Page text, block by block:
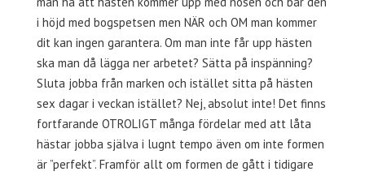
i höjd med bogspetsen men NÄR och OM man kommer
dit kan ingen garantera. Om man inte får upp hästen
ska man då lägga ner arbetet? Sätta på inspänning?
Sluta jobba från marken och istället sitta på hästen
sex dagar i veckan istället? Nej, absolut inte! Det finns
fortfarande OTROLIGT många fördelar med att låta
hästar jobba själva i lugnt tempo även om inte formen
är ”perfekt”. Framför allt om formen de gått i tidigare